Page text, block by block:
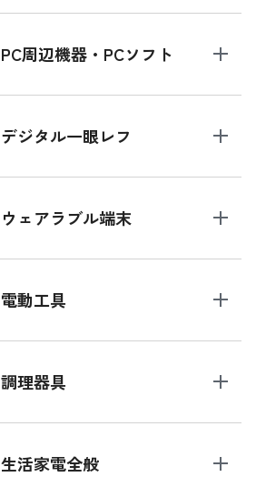
PC周辺機器・PCソフト
デジタル一眼レフ
ウェアラブル端末
電動工具
調理器具
生活家電全般